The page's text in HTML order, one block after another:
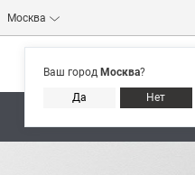
Москва
Ваш город Москва?
Да
Нет